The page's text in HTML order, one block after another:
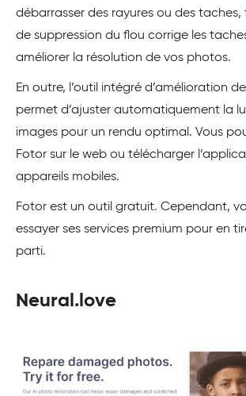
débarrasser des rayures ou des taches,
de suppression du flou corrige les
améliorer la résolution de vos photos.
En outre, l’outil intégré d’amélioration
permet d’ajuster automatiquement la
images pour un rendu optimal. Vous
Fotor sur le web ou télécharger
appareils mobiles.
Fotor est un outil gratuit. Cependant,
essayer ses services premium pour en
parti.
Neural.love